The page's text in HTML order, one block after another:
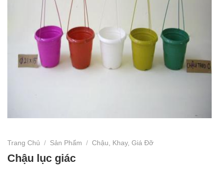
Trang Chủ / Sản Phẩm / Chậu, Khay, Giá Đỡ
Chậu lục giác